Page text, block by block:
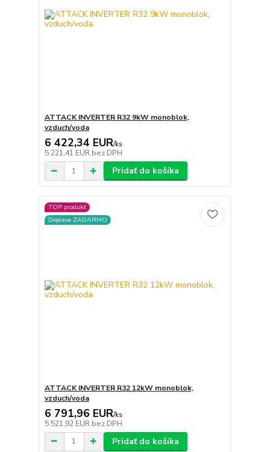
ATTACK INVERTER R32 9kW monoblok,
vzduch/voda
6 422,34 EUR/ks
5 221,41 EUR bez DPH
Pridať do košíka
TOP produkt
Doprava ZADARMO
ATTACK INVERTER R32 12kW monoblok,
vzduch/voda
6 791,96 EUR/ks
5 521,92 EUR bez DPH
Pridať do košíka